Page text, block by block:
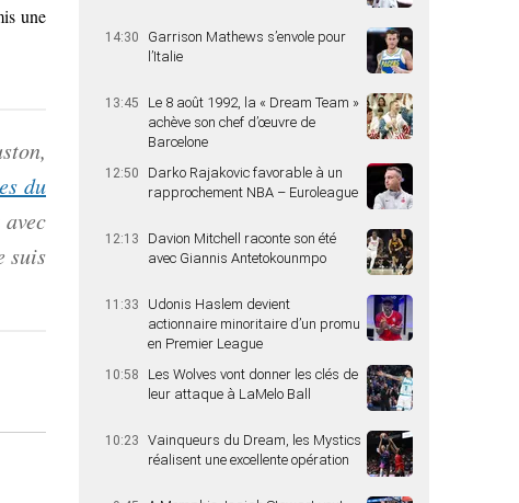
une
du
suis
14:30
Garrison Mathews s’envole pour
l’Italie
13:45
Le 8 août 1992, la « Dream Team »
achève son chef d’œuvre de
Barcelone
12:50
Darko Rajakovic favorable à un
rapprochement NBA – Euroleague
12:13
Davion Mitchell raconte son été
avec Giannis Antetokounmpo
11:33
Udonis Haslem devient
actionnaire minoritaire d’un promu
en Premier League
10:58
Les Wolves vont donner les clés de
leur attaque à LaMelo Ball
10:23
Vainqueurs du Dream, les Mystics
réalisent une excellente opération